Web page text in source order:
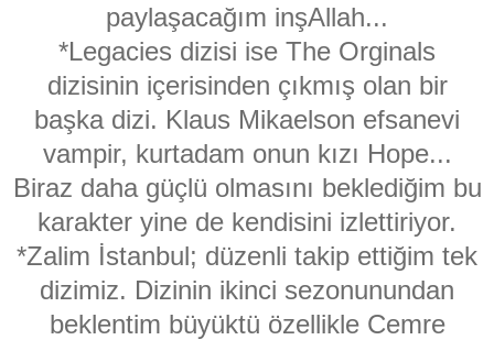
paylaşacağım inşAllah...
*Legacies dizisi ise The Orginals
dizisinin içerisinden çıkmış olan bir
başka dizi. Klaus Mikaelson efsanevi
vampir, kurtadam onun kızı Hope...
Biraz daha güçlü olmasını beklediğim bu
karakter yine de kendisini izlettiriyor.
*Zalim İstanbul; düzenli takip ettiğim tek
dizimiz. Dizinin ikinci sezonunundan
beklentim büyüktü özellikle Cemre